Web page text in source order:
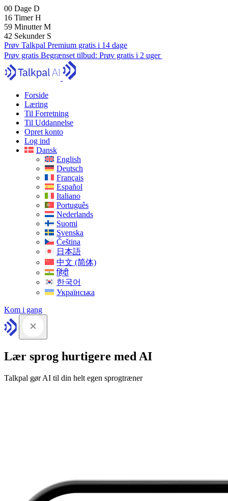
00 Dage D
16 TimerH
59 MinutterM
41 Sekunder S
Prøv Talkpal Premium gratis i 14 dage
Prøv gratis Begrænset tilbud: Prøv gratis i 2 uger
Forside
Læring
Til Forretning
Til Uddannelse
Opret konto
Log ind
Dansk
English
Deutsch
Français
Español
Italiano
Português
Nederlands
Suomi
Svenska
Čeština
日本語
中文 (简体)
हिंदी
한국어
Українська
Kom i gang
Lær sprog hurtigere med AI
Talkpal gør AI til din helt egen sprogtræner